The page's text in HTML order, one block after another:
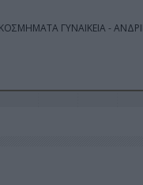
ΚΟΣΜΗΜΑΤΑ ΓΥΝΑΙΚΕΙΑ -